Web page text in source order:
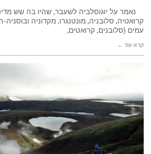
נאמר על יוגוסלביה לשעבר, שהיו בה שש
קרואטיה, סלובניה, מונטנגרו, מקדוניה
עמים (סלובנים, קרואטים,
קרא עוד ←